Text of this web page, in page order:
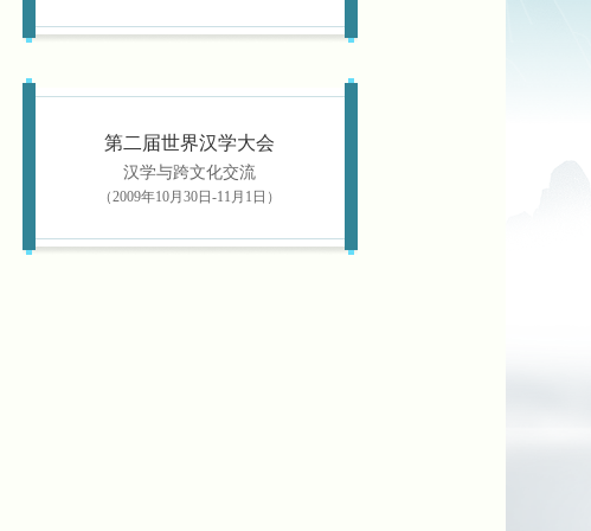
第二届世界汉学大会
汉学与跨文化交流
（2009年10月30日-11月1日）